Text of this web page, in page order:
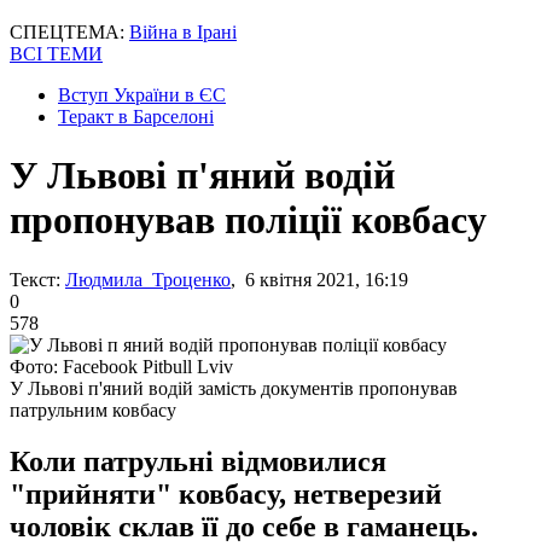
СПЕЦТЕМА: Війна в Ірані
ВСІ ТЕМИ
Вступ України в ЄС
Теракт в Барселоні
У Львові п'яний водій
пропонував поліції ковбасу
Текст: Людмила Троценко, 6 квітня 2021, 16:19
0
578
Фото: Facebook Pitbull Lviv
У Львові п'яний водій замість документів пропонував
патрульним ковбасу
Коли патрульні відмовилися
"прийняти" ковбасу, нетверезий
чоловік склав її до себе в гаманець.